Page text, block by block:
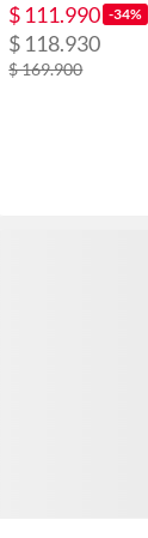
$ 111.990 -34%
$ 118.930
$ 169.900